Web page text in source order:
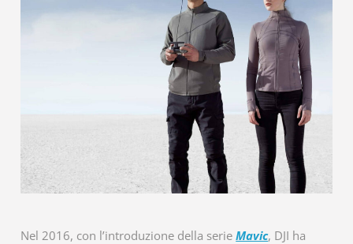
Nel 2016, con l’introduzione della serieMavic, DJI ha